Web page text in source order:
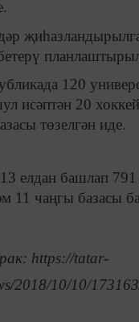
120
исәптән 20
төзелгән иде.
елдан башлап
11 чаңгы базасы
https://tatar-
2018/10/10/